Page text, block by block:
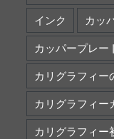
インク カッ
カッパープレー
カリグラフィー
カリグラフィー
カリグラフィー